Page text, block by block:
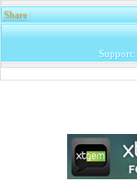
Share|
Support: